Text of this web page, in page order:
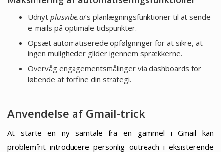
Udnyt plusvibe.ai‘s planlægningsfunktioner til at sende
e-mails på optimale tidspunkter.
Opsæt automatiserede opfølgninger for at sikre, at
ingen muligheder glider igennem sprækkerne.
Overvåg engagementsmålinger via dashboards for
løbende at forfine din strategi.
Anvendelse af Gmail-trick
At starte en ny samtale fra en gammel i Gmail kan
problemfrit introducere personlig outreach i eksisterende